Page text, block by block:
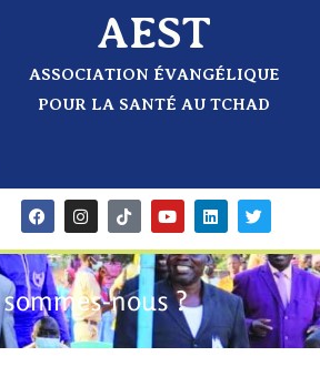
AEST
ASSOCIATION ÉVANGÉLIQUE
POUR LA SANTÉ AU TCHAD
nous ?